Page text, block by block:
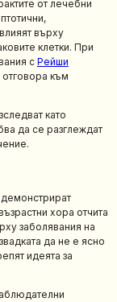
от лечебни
върху
клетки. При
с Рейши
към
като
да се разглеждат
хора отчита
заболявания на
да не е ясно
идеята за